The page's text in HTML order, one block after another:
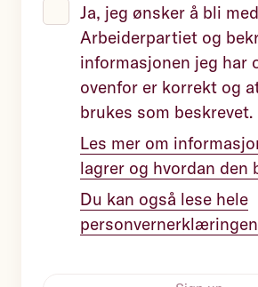
Ja, jeg ønsker å bli
Arbeiderpartiet og
informasjonen jeg har
ovenfor er korrekt og
brukes som beskrevet.
Les mer om
lagrer og hvordan den
Du kan også lese hele